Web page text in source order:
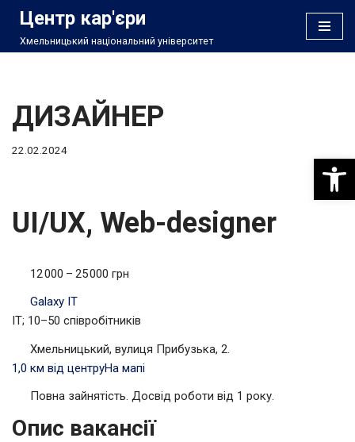
Перейти
Центр кар'єри
Хмельницький національний університет
ДИЗАЙНЕР
22.02.2024
UI/UX, Web-designer
12 000 – 25 000 грн
Galaxy IT
IT; 10–50 співробітників
Хмельницький, вулиця Прибузька, 2.
1,0 км від центруНа мапі
Повна зайнятість. Досвід роботи від 1 року.
Опис вакансії